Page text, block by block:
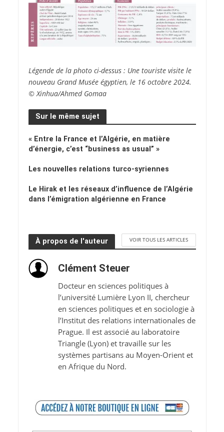
Légende de la photo ci-dessus : Une touriste visite le
nouveau Grand Musée égyptien, le 16 octobre 2024.
© Xinhua/Ahmed Gomaa
Sur le même sujet
« Entre la France et l’Algérie, en matière
d’énergie, c’est “business as usual” »
Les nouvelles relations turco-syriennes
Le Hirak et les réseaux d’influence de l’Algérie
dans l’émigration algérienne en France
À propos de l'auteur VOIR TOUS LES ARTICLES
Clément Steuer
Docteur en sciences politiques à
l’université Lumière Lyon II, chercheur
en sciences politiques et en sociologie à
l’Institut des relations internationales de
Prague. Il est associé au laboratoire
Triangle (Lyon) et travaille sur les
systèmes partisans au Moyen-Orient et
en Afrique du Nord.